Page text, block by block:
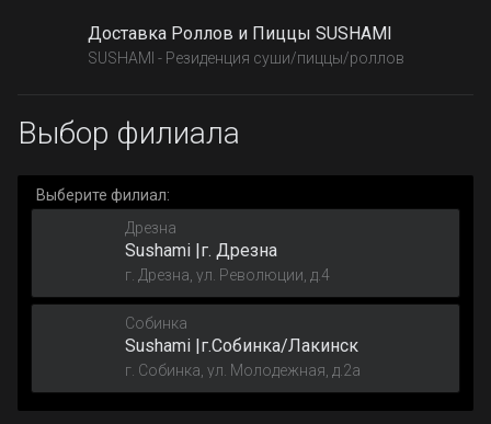
Доставка Роллов и Пиццы SUSHAMI
SUSHAMI - Резиденция суши/пиццы/роллов
Выбор филиала
Выберите филиал:
Дрезна
Sushami |г. Дрезна
г. Дрезна, ул. Революции, д.4
Собинка
Sushami |г.Собинка/Лакинск
г. Собинка, ул. Молодежная, д.2а